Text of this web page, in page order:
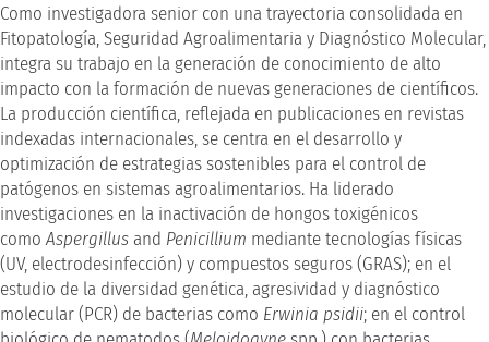
Como investigadora senior con una trayectoria consolidada en
Fitopatología, Seguridad Agroalimentaria y Diagnóstico Molecular,
integra su trabajo en la generación de conocimiento de alto
impacto con la formación de nuevas generaciones de científicos.
La producción científica, reflejada en publicaciones en revistas
indexadas internacionales, se centra en el desarrollo y
optimización de estrategias sostenibles para el control de
patógenos en sistemas agroalimentarios. Ha liderado
investigaciones en la inactivación de hongos toxigénicos
comoAspergillus and Penicillium mediante tecnologías físicas
(UV, electrodesinfección) y compuestos seguros (GRAS); en el
estudio de la diversidad genética, agresividad y diagnóstico
molecular (PCR) de bacterias como Erwinia psidii; en el control